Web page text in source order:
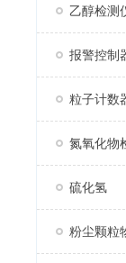
乙醇检测
报警控制
粒子计数
氮氧化物
硫化氢
粉尘颗粒